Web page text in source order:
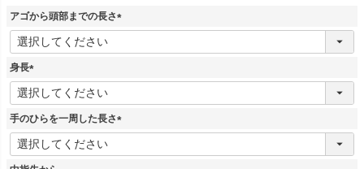
アゴから頭部までの長さ
(
身長
(
必
須
手のひらを一周した長さ
(